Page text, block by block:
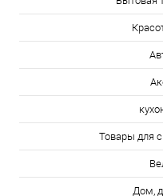
Товары для
Дом,